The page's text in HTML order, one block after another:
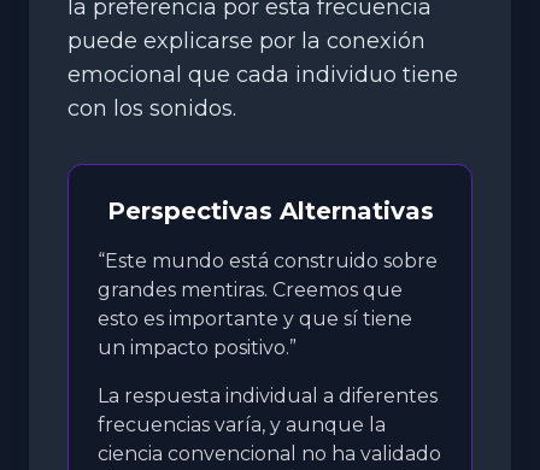
la preferencia por esta frecuencia
puede explicarse por la conexión
emocional que cada individuo tiene
con los sonidos.
Perspectivas Alternativas
“Este mundo está construido sobre
grandes mentiras. Creemos que
esto es importante y que sí tiene
un impacto positivo.”
La respuesta individual a diferentes
frecuencias varía, y aunque la
ciencia convencional no ha validado